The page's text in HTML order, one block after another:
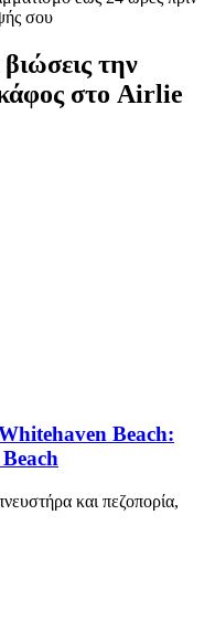
σου
την
στο Airlie
Beach:
και πεζοπορία,